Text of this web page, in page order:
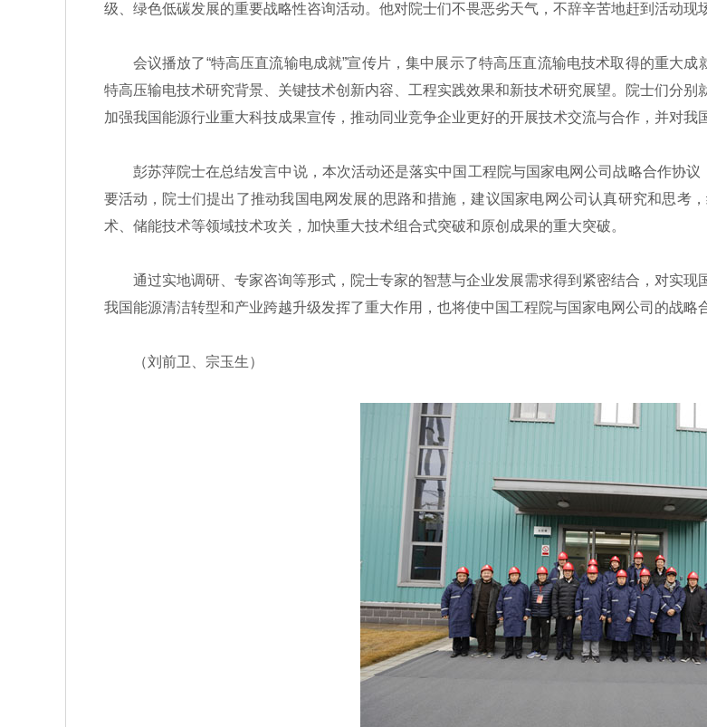
级、绿色低碳发展的重要战略性咨询活动。他对院士们不畏恶劣天气，不辞辛苦地赶到活动现
会议播放了“特高压直流输电成就”宣传片，集中展示了特高压直流输电技术取得的重大成
特高压输电技术研究背景、关键技术创新内容、工程实践效果和新技术研究展望。院士们分
加强我国能源行业重大科技成果宣传，推动同业竞争企业更好的开展技术交流与合作，并对我
彭苏萍院士在总结发言中说，本次活动还是落实中国工程院与国家电网公司战略合作协议
要活动，院士们提出了推动我国电网发展的思路和措施，建议国家电网公司认真研究和思考
术、储能技术等领域技术攻关，加快重大技术组合式突破和原创成果的重大突破。
通过实地调研、专家咨询等形式，院士专家的智慧与企业发展需求得到紧密结合，对实现
我国能源清洁转型和产业跨越升级发挥了重大作用，也将使中国工程院与国家电网公司的战略
（刘前卫、宗玉生）